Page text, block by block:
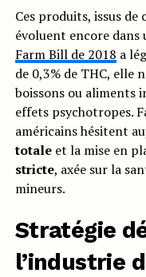
Ces produits, issus de
évoluent encore dans
Farm Bill de 2018 a
de 0,3% de THC, elle
boissons ou aliments
effets psychotropes.
américains hésitent
totaleet la mise en
stricte, axée sur la
mineurs.
Stratégie
l’industrie